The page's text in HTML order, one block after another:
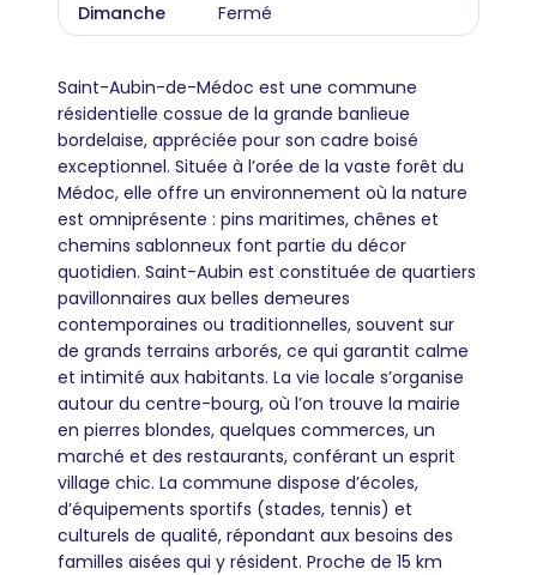
Dimanche
Fermé
Saint-Aubin-de-Médoc est une commune
résidentielle cossue de la grande banlieue
bordelaise, appréciée pour son cadre boisé
exceptionnel. Située à l’orée de la vaste forêt du
Médoc, elle offre un environnement où la nature
est omniprésente : pins maritimes, chênes et
chemins sablonneux font partie du décor
quotidien. Saint-Aubin est constituée de quartiers
pavillonnaires aux belles demeures
contemporaines ou traditionnelles, souvent sur
de grands terrains arborés, ce qui garantit calme
et intimité aux habitants. La vie locale s’organise
autour du centre-bourg, où l’on trouve la mairie
en pierres blondes, quelques commerces, un
marché et des restaurants, conférant un esprit
village chic. La commune dispose d’écoles,
d’équipements sportifs (stades, tennis) et
culturels de qualité, répondant aux besoins des
familles aisées qui y résident. Proche de 15 km